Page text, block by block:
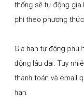
thống sẽ tự động gia
phí theo phương
Gia hạn tự động phù
động lâu dài. Tuy
thanh toán và email
hạn.